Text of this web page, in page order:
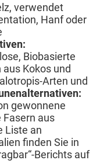
verwendet
Hanf oder
Biobasierte
Kokos und
Arten und
gewonnene
aus
Liste an
finden Sie in
Berichts auf